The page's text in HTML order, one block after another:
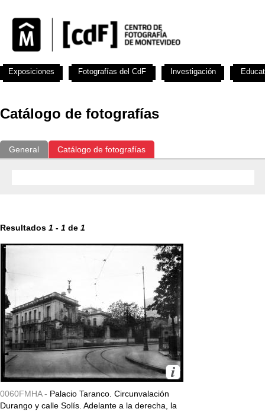
Catálogo de fotografías
General Catálogo de fotografías
Resultados 1 - 1 de 1
0060FMHA - Palacio Taranco. Circunvalación
Durango y calle Solís. Adelante a la derecha, la
Exposiciones Fotografías del CdF Investigación